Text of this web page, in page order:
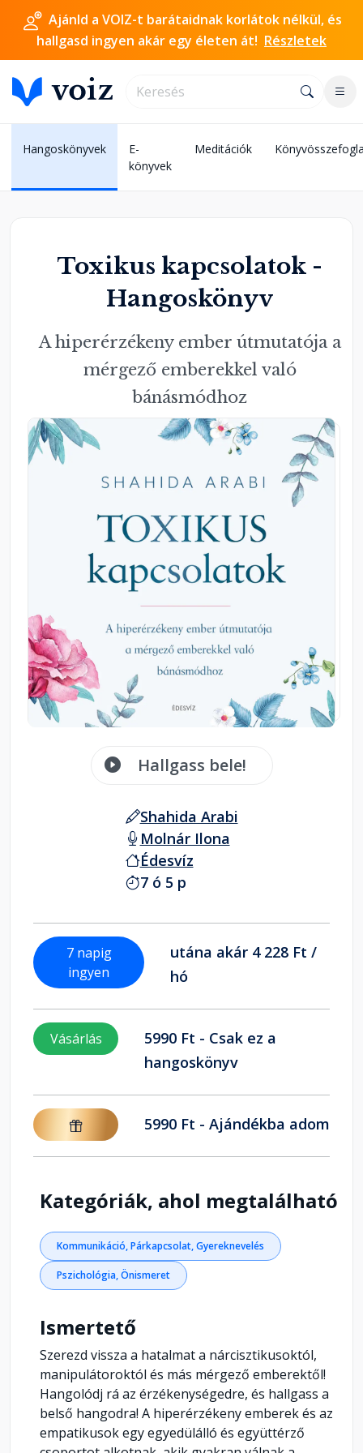
Ajánld a VOIZ-t barátaidnak korlátok nélkül, és
hallgasd ingyen akár egy életen át! Részletek
Hangoskönyvek
E-
könyvek
Meditációk
Toxikus kapcsolatok -
Hangoskönyv
A hiperérzékeny ember útmutatója a
mérgező emberekkel való
bánásmódhoz
Hallgass bele!
Shahida Arabi
Molnár Ilona
Édesvíz
7 ó 5 p
7 napig
ingyen
utána akár 4 228 Ft /
hó
Vásárlás
5990 Ft - Csak ez a
hangoskönyv
5990 Ft - Ajándékba adom
Kategóriák, ahol megtalálható
Kommunikáció, Párkapcsolat, Gyereknevelés
Pszichológia, Önismeret
Ismertető
Szerezd vissza a hatalmat a nárcisztikusoktól,
manipulátoroktól és más mérgező emberektől!
Hangolódj rá az érzékenységedre, és hallgass a
belső hangodra! A hiperérzékeny emberek és az
empatikusok egy egyedülálló és együttérző